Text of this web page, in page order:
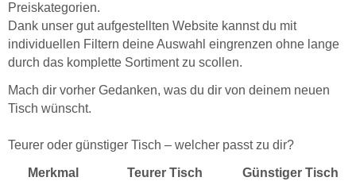
Preiskategorien.
Dank unser gut aufgestellten Website kannst du mit
individuellen Filtern deine Auswahl eingrenzen ohne lange
durch das komplette Sortiment zu scollen.
Mach dir vorher Gedanken, was du dir von deinem neuen
Tisch wünscht.
Teurer oder günstiger Tisch – welcher passt zu dir?
Merkmal Teurer Tisch Günstiger Tisch